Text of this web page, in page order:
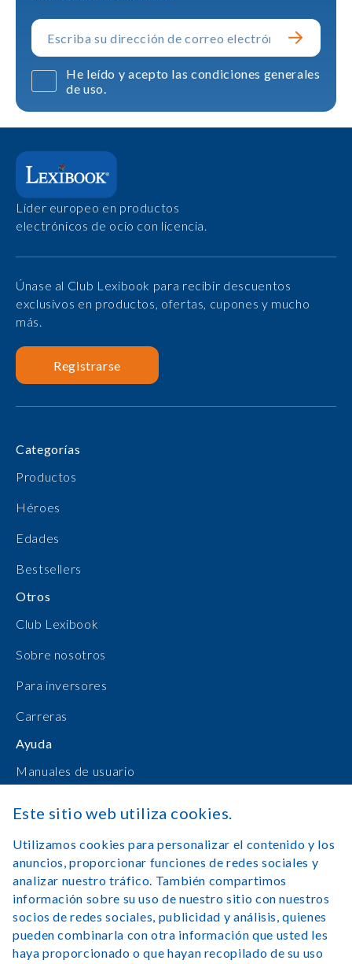
He leído y acepto las condiciones generales
de uso.
Líder europeo en productos
electrónicos de ocio con licencia.
Únase al Club Lexibook para recibir descuentos
exclusivos en productos, ofertas, cupones y mucho
más.
Registrarse
Categorías
Productos
Héroes
Edades
Bestsellers
Otros
Club Lexibook
Sobre nosotros
Para inversores
Carreras
Ayuda
Manuales de usuario
Registrarse
Aviso legal Condiciones de uso
Este sitio web utiliza cookies.
Utilizamos cookies para personalizar el contenido y los
anuncios, proporcionar funciones de redes sociales y
analizar nuestro tráfico. También compartimos
información sobre su uso de nuestro sitio con nuestros
socios de redes sociales, publicidad y análisis, quienes
pueden combinarla con otra información que usted les
haya proporcionado o que hayan recopilado de su uso